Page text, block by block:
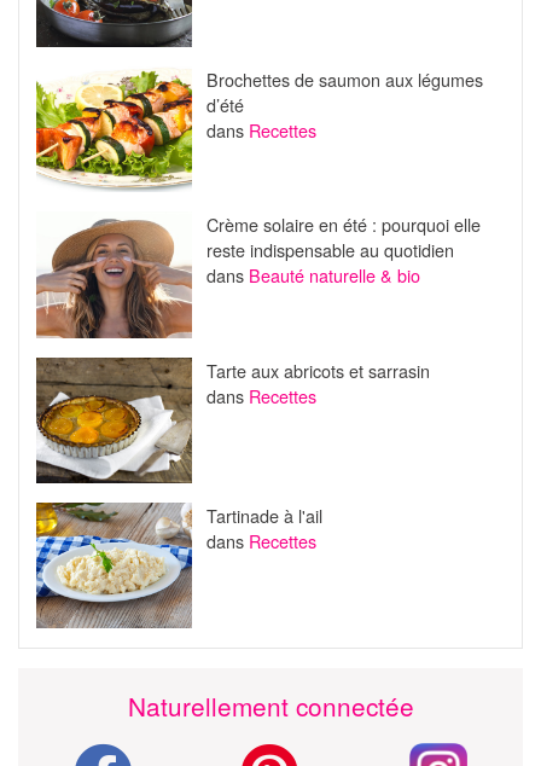
Brochettes de saumon aux légumes
d’été
dans Recettes
Crème solaire en été : pourquoi elle
reste indispensable au quotidien
dans Beauté naturelle & bio
Tarte aux abricots et sarrasin
dans Recettes
Tartinade à l'ail
dans Recettes
Naturellement connectée